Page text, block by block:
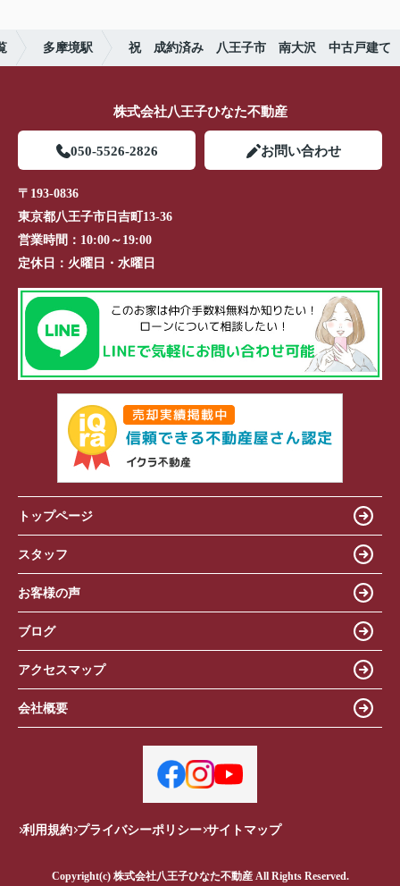
多摩境駅 祝 成約済み 八王子市 南大沢 中古戸建て
株式会社八王子ひなた不動産
050-5526-2826 お問い合わせ
〒193-0836
東京都八王子市日吉町13-36
営業時間： 10:00～19:00
定休日： 火曜日・水曜日
トップページ
スタッフ
お客様の声
ブログ
アクセスマップ
会社概要
利用規約 プライバシーポリシー サイトマップ
Copyright(c) 株式会社八王子ひなた不動産 All Rights Reserved.